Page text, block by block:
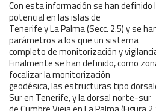
Con esta información se han definido
potencial en las islas de
Tenerife y La Palma (Secc. 2.5) y se
parámetros a los que un sistema
completo de monitorización y
Finalmente se han definido, como
focalizar la monitorización
geodésica, las estructuras tipo
Sur en Tenerife, y la dorsal norte-sur